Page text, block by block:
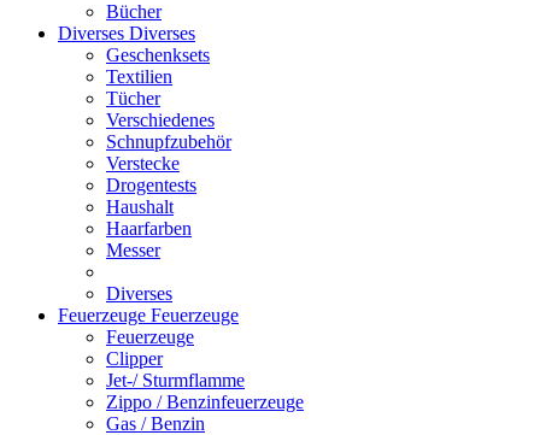
Bücher
Diverses Diverses
Geschenksets
Textilien
Tücher
Verschiedenes
Schnupfzubehör
Verstecke
Drogentests
Haushalt
Haarfarben
Messer
Diverses
Feuerzeuge Feuerzeuge
Feuerzeuge
Clipper
Jet-/ Sturmflamme
Zippo / Benzinfeuerzeuge
Gas / Benzin